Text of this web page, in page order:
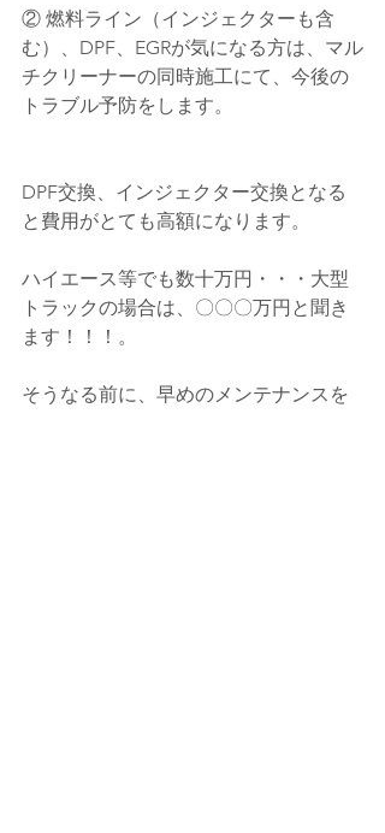
② 燃料ライン（インジェクターも含
む）、DPF、EGRが気になる方は、マル
チクリーナーの同時施工にて、今後の
トラブル予防をします。
DPF交換、インジェクター交換となる
と費用がとても高額になります。
ハイエース等でも数十万円・・・大型
トラックの場合は、〇〇〇万円と聞き
ます！！！。
そうなる前に、早めのメンテナンスを